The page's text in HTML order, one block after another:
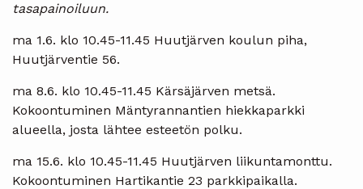
tasapainoiluun.
ma 1.6. klo 10.45-11.45 Huutjärven koulun piha,
Huutjärventie 56.
ma 8.6. klo 10.45-11.45 Kärsäjärven metsä.
Kokoontuminen Mäntyrannantien hiekkaparkki
alueella, josta lähtee esteetön polku.
ma 15.6. klo 10.45-11.45 Huutjärven liikuntamonttu.
Kokoontuminen Hartikantie 23 parkkipaikalla.